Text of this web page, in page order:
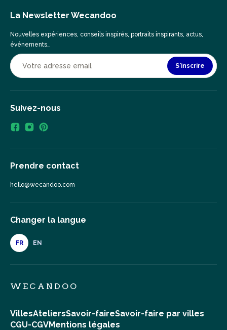
La Newsletter Wecandoo
Nouvelles expériences, conseils inspirés, portraits inspirants, actus,
événements…
S'inscrire
Suivez-nous
Prendre contact
hello@wecandoo.com
Changer la langue
FR EN
WECANDOO
VillesAteliersSavoir-faireSavoir-faire par villes
CGU-CGVMentions légales